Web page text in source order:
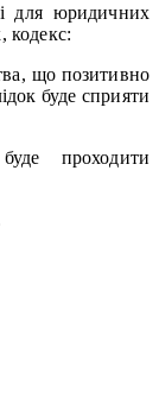
для юридичних
кодекс:
що позитивно
буде сприяти
проходити